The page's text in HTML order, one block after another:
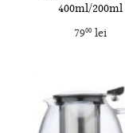
400ml/200ml
7900lei